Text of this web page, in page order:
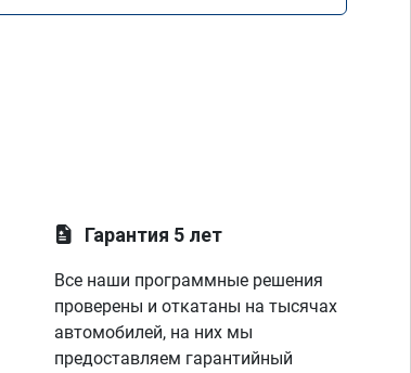
Гарантия 5 лет
Все наши программные решения
проверены и откатаны на тысячах
автомобилей, на них мы
предоставляем гарантийный